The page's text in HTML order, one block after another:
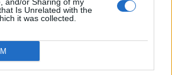
Is Unrelated with the
it was collected.
Ανάκληση παρτίδων
Ζωστήρας: 1 στους 3 ενήλικες θα